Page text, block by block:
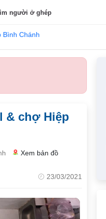
người ở ghép
Bình Chánh
& chợ Hiệp
Xem bản đồ
23/03/2021